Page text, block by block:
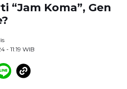
“Jam Koma”, Gen
- 11:19 WIB